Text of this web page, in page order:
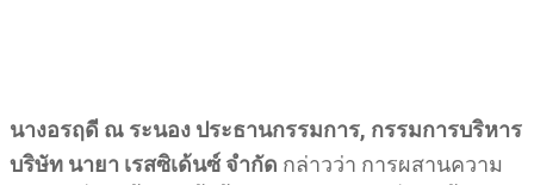
นางอรฤดี ณ ระนอง ประธานกรรมการ, กรรมการบริหาร
บริษัท นายา เรสซิเด้นซ์ จำกัด กล่าวว่า การผสานความ